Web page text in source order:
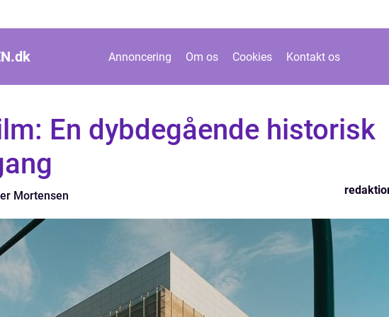
dk Annoncering Om os Cookies Kontakt os
En dybdegående historisk
Mortensen